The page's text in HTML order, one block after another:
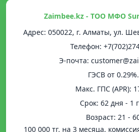
Zaimbee.kz - ТОО МФО
Адрес: 050022, г. Алматы, ул.
Телефон:
Э-почта:
ГЭСВ от 0.29%.
Mакс. ГПС (APR):
Срок: 62 дня - 1
Возраст: 21 -
100 000 тг. на 3 месяца,